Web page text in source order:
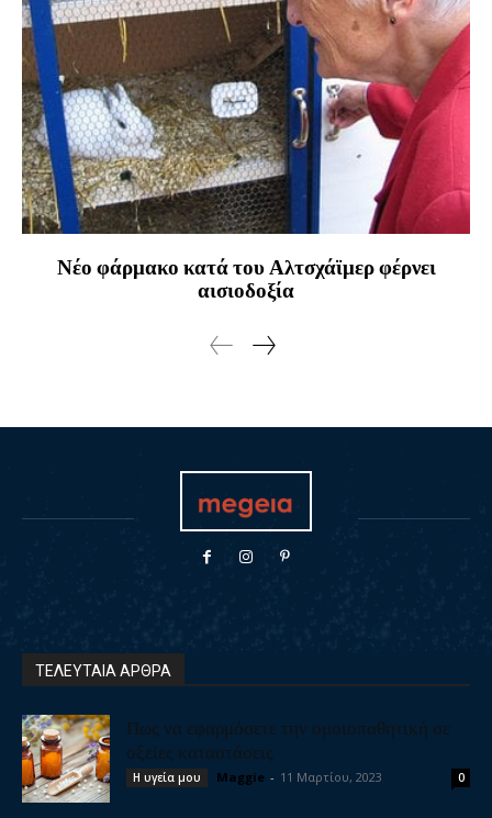
Νέο φάρμακο κατά του Αλτσχάϊμερ φέρνει
αισιοδοξία
ΤΕΛΕΥΤΑΙΑ ΑΡΘΡΑ
Πως να εφαρμόσετε την ομοιοπαθητική σε
οξείες καταστάσεις
Η υγεία μου Maggie - 11 Μαρτίου, 2023 0